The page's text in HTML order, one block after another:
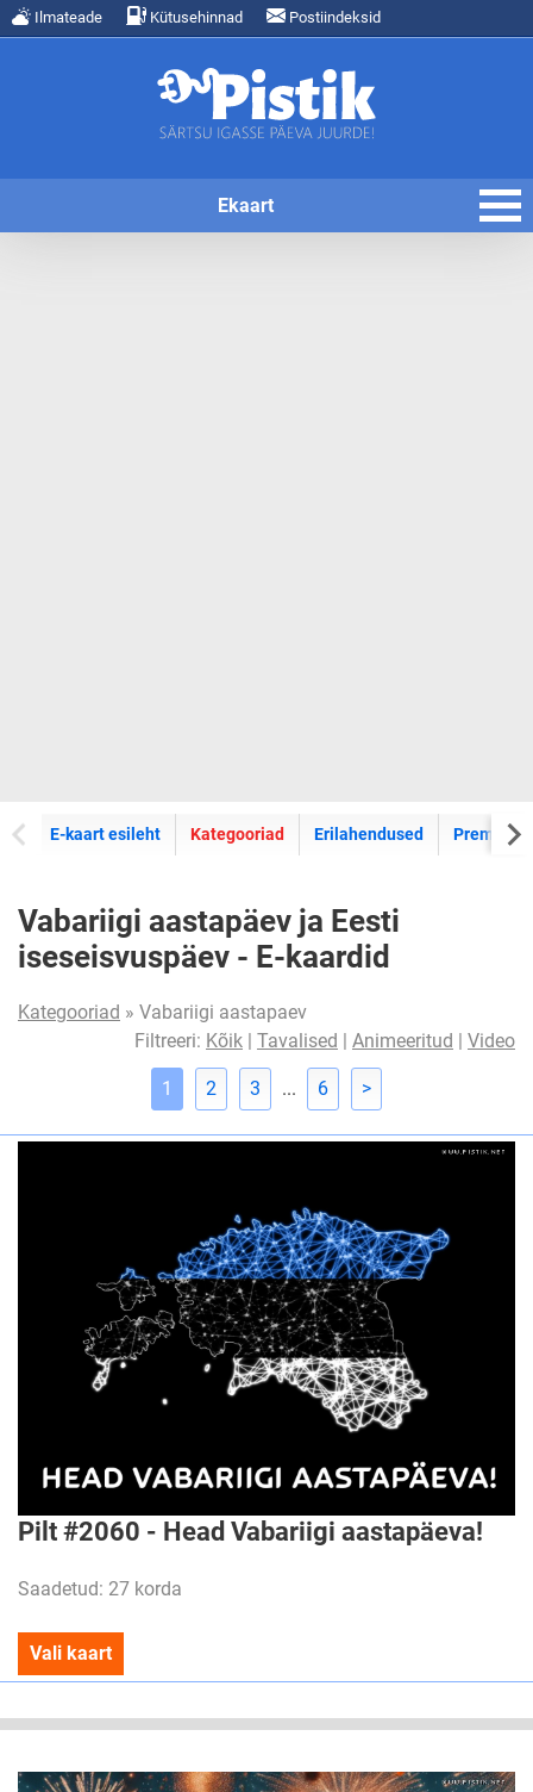
Ilmateade Kütusehinnad Postiindeksid
Ekaart
E-kaart esileht E-kaartide
Kategooriad Erilahendused Premium
Vabariigi aastapäev ja Eesti
iseseisvuspäev - E-kaardid
Kategooriad » Vabariigi aastapaev
Filtreeri: Kõik | Tavalised | Animeeritud | Video
1 2 3 ... 6 >
Pilt #2060 - Head Vabariigi aastapäeva!
Saadetud: 27 korda
Vali kaart